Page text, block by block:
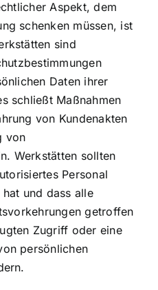
Aspekt, dem
schenken müssen, ist
sind
Daten ihrer
schließt Maßnahmen
von Kundenakten
von
Werkstätten sollten
Personal
und dass alle
getroffen
Zugriff oder eine
persönlichen